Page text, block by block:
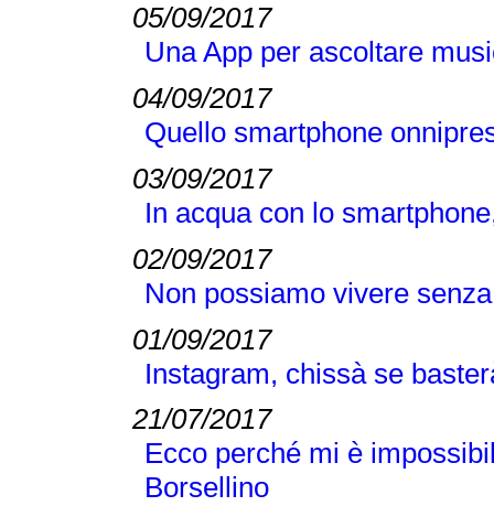
05/09/2017
Una App per ascoltare
04/09/2017
Quello smartphone
03/09/2017
In acqua con lo
02/09/2017
Non possiamo vivere
01/09/2017
Instagram, chissà se
21/07/2017
Ecco perché mi è
Borsellino